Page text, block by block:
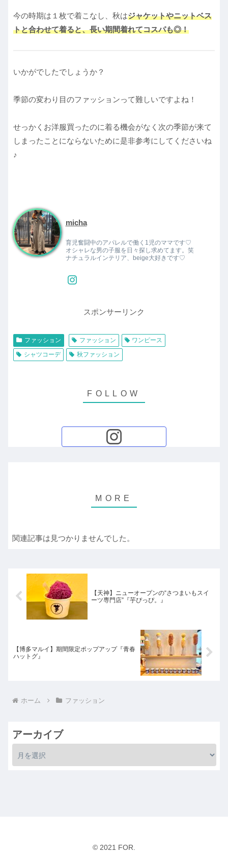
今の時期は１枚で着こなし、秋はジャケットやニットベス
トと合わせて着ると、長い期間着れてコスパも◎！
いかがでしたでしょうか？
季節の変わり目のファッションって難しいですよね！
せっかくお洋服買ったのに着る機会がなく次の季節が来て
しまったことにならないために是非参考にしてくださいね
♪
micha
育児奮闘中のアパレルで働く1児のママです♡
オシャレな男の子服を日々探し求めてます。笑
ナチュラルインテリア、beige大好きです♡
スポンサーリンク
ファッション ファッション
ワンピース
シャツコーデ
秋ファッション
関連記事は見つかりませんでした。
【天神】ニューオープンの“さつまいもスイ
ーツ専門店”『芋ぴっぴ。』
【博多マルイ】期間限定ポップアップ『青春
ハットグ』
ホーム ファッション
アーカイブ
© 2021 FOR.